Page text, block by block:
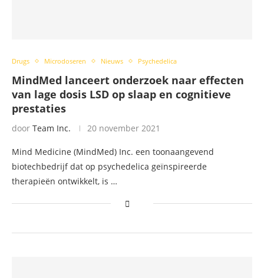
Drugs Microdoseren Nieuws Psychedelica
MindMed lanceert onderzoek naar effecten
van lage dosis LSD op slaap en cognitieve
prestaties
door Team Inc. 20 november 2021
Mind Medicine (MindMed) Inc. een toonaangevend
biotechbedrijf dat op psychedelica geïnspireerde
therapieën ontwikkelt, is …